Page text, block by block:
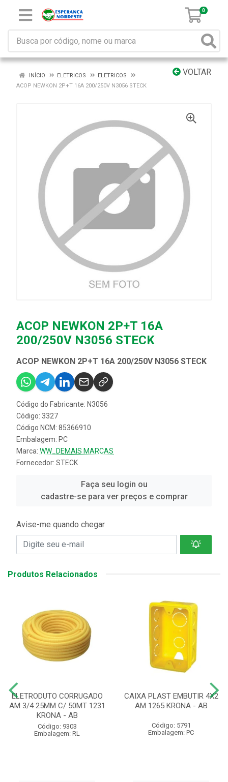
0
VOLTAR
INÍCIO ELETRICOS
ELETRICOS
ACOP NEWKON 2P+T 16A 200/250V N3056 STECK
ACOP NEWKON 2P+T 16A
200/250V N3056 STECK
ACOP NEWKON 2P+T 16A 200/250V N3056 STECK
Código do Fabricante: N3056
Código: 3327
Código NCM: 85366910
Embalagem: PC
Marca: WW_DEMAIS MARCAS
Fornecedor: STECK
Faça seu login ou
cadastre-se para ver preços e comprar
Avise-me quando chegar
Produtos Relacionados
ELETRODUTO CORRUGADO
AM 3/4 25MM C/ 50MT 1231
KRONA - AB
Código: 9303
Embalagem: RL
CAIXA PLAST EMBUTIR 4X2
AM 1265 KRONA - AB
Código: 5791
Embalagem: PC